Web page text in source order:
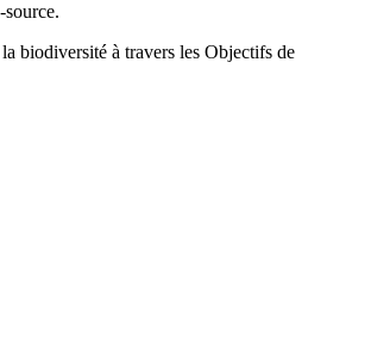
biodiversité à travers les Objectifs de